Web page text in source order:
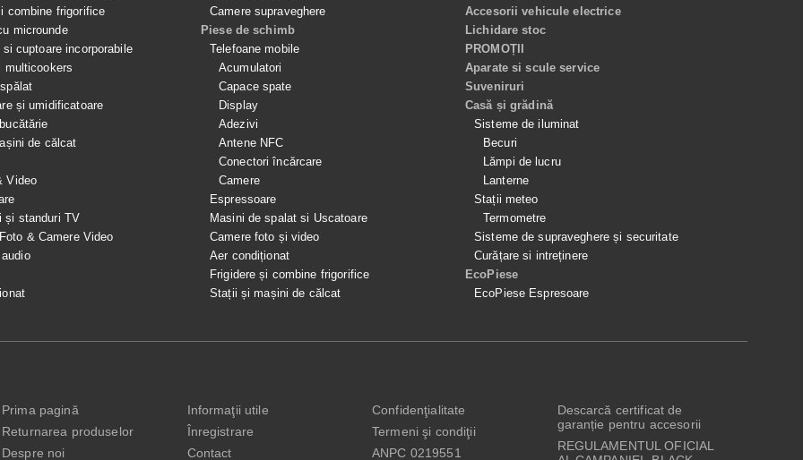
combine frigorifice
microunde
si cuptoare incorporabile
multicookers
și umidificatoare
de călcat
Video
și standuri TV
& Camere Video
Camere supraveghere
Piese de schimb
Telefoane mobile
Acumulatori
Capace spate
Display
Adezivi
Antene NFC
Conectori încărcare
Camere
Espressoare
Masini de spalat si Uscatoare
Camere foto și video
Aer condiționat
Frigidere și combine frigorifice
Stații și mașini de călcat
Accesorii vehicule electrice
Lichidare stoc
PROMOȚII
Aparate si scule service
Suveniruri
Casă și grădină
Sisteme de iluminat
Becuri
Lămpi de lucru
Lanterne
Stații meteo
Termometre
Sisteme de supraveghere și securitate
Curățare si intreținere
EcoPiese
EcoPiese Espresoare
Prima pagină
Returnarea produselor
Despre noi
Informaţii utile
Înregistrare
Contact
Confidenţialitate
Termeni şi condiţii
ANPC 0219551
Descarcă certificat de
garanție pentru accesorii
REGULAMENTUL OFICIAL